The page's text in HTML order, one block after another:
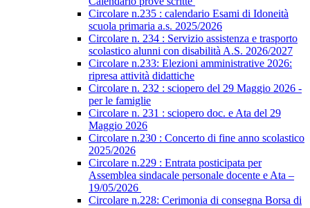
Circolare n.235 : calendario Esami di Idoneità
scuola primaria a.s. 2025/2026
Circolare n. 234 : Servizio assistenza e trasporto
scolastico alunni con disabilità A.S. 2026/2027
Circolare n.233: Elezioni amministrative 2026:
ripresa attività didattiche
Circolare n. 232 : sciopero del 29 Maggio 2026 -
per le famiglie
Circolare n. 231 : sciopero doc. e Ata del 29
Maggio 2026
Circolare n.230 : Concerto di fine anno scolastico
2025/2026
Circolare n.229 : Entrata posticipata per
Assemblea sindacale personale docente e Ata –
19/05/2026
Circolare n.228: Cerimonia di consegna Borsa di